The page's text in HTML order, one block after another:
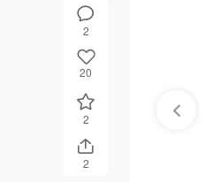
2
20
2
2